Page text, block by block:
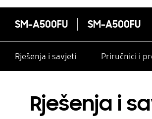
SM-A500FU SM-A500FU
Rješenja i savjeti Priručnici i
Rješenja i